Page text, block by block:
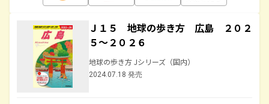
Ｊ１５ 地球の歩き方 広島 ２０２
５～２０２６
地球の歩き方 Jシリーズ（国内）
2024.07.18 発売